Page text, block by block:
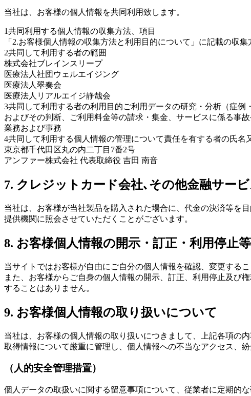
当社は、お客様の個人情報を共同利用致します。
1共同利用する個人情報の収集方法、項目
「2.お客様個人情報の収集方法と利用目的について」に記載の収集
2共同して利用する者の範囲
株式会社ブレインスリープ
医療法人社団ウェルエイジング
医療法人翠奏会
医療法人リアルエイジ静哉会
3共同して利用する者の利用目的ご利用データの研究・分析（症
およびその判断、ご利用料金等の請求・集金、サービスに係る事
業務および事務
4共同して利用する個人情報の管理について責任を有する者の氏名
東京都千代田区丸の内二丁目7番2号
アンファー株式会社 代表取締役 吉田 南音
7. クレジットカード会社､その他金融サー
当社は、お客様が当社製品を購入された場合に、代金の決済等を
提供機関に照会させていただくことがございます。
8. お客様個人情報の開示・訂正・利用停止
当サイトではお客様が自由にご自分の個人情報を確認、変更するこ
また、お客様からご自身の個人情報の開示、訂正、利用停止及び
することはありません。
9. お客様個人情報の取り扱いについて
当社は、お客様の個人情報の取り扱いにつきまして、上記各項の
取得情報について厳重に管理し、個人情報への不当なアクセス、
（人的安全管理措置）
個人データの取扱いに関する留意事項について、従業者に定期的な